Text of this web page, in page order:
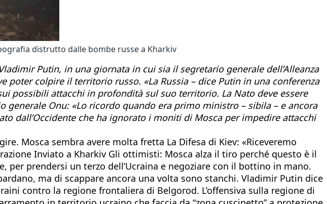
distrutto dalle bombe russe a Kharkiv
Putin, in una giornata in cui sia il segretario generale dell’Alleanza
poter colpire il territorio russo. «La Russia – dice Putin in una conferenza
possibili attacchi in profondità sul suo territorio. La Nato deve essere
Onu: «Lo ricordo quando era primo ministro – sibila – e ancora
dall’Occidente che ha ignorato i moniti di Mosca per impedire attacchi
Mosca sembra avere molta fretta La Difesa di Kiev: «Riceveremo
Inviato a Kharkiv Gli ottimisti: Mosca alza il tiro perché questo è il
prendersi un terzo dell’Ucraina e negoziare con il bottino in mano.
ma di scappare ancora una volta sono stanchi. Vladimir Putin dice
contro la regione frontaliera di Belgorod. L’offensiva sulla regione di